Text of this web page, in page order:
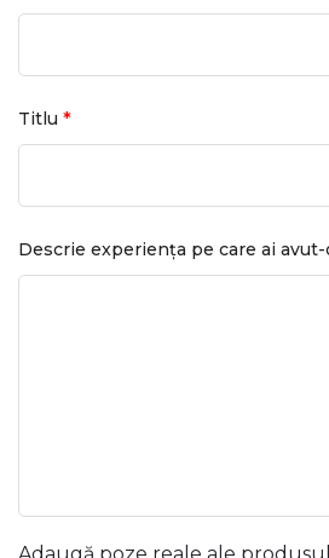
Titlu *
Descrie experiența pe care ai